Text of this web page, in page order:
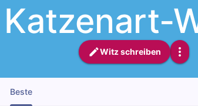
Katzenart-
Witz schreiben
Beste